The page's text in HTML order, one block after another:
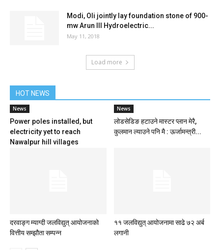
Modi, Oli jointly lay foundation stone of 900-
mw Arun III Hydroelectric...
May 11, 2018
Load more
HOT NEWS
News
Power poles installed, but
electricity yet to reach
Nawalpur hill villages
News
लोडसेडिङ हटाउने मास्टर प्लान मेरै,
कुलमान ल्याउने पनि मै : ऊर्जामन्त्री...
दरवाङ्ग म्याग्दी जलविद्युत् आयोजनाको
वित्तीय सम्झौता सम्पन्न
११ जलविद्युत् आयोजनामा साढे ७२ अर्ब
लगानी